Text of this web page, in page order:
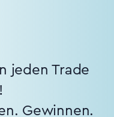
jeden Trade
Gewinnen.